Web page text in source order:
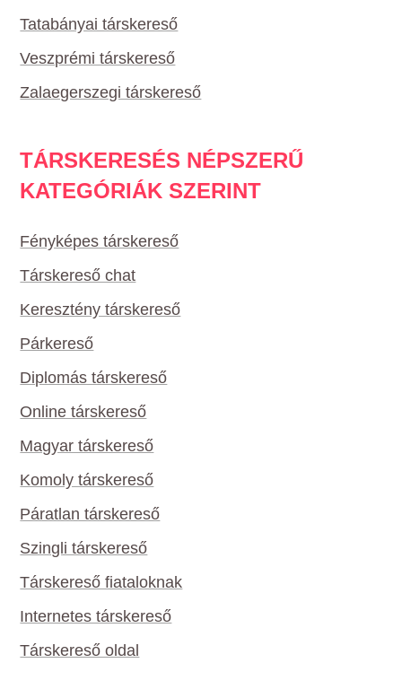
Tatabányai társkereső
Veszprémi társkereső
Zalaegerszegi társkereső
TÁRSKERESÉS NÉPSZERŰ
KATEGÓRIÁK SZERINT
Fényképes társkereső
Társkereső chat
Keresztény társkereső
Párkereső
Diplomás társkereső
Online társkereső
Magyar társkereső
Komoly társkereső
Páratlan társkereső
Szingli társkereső
Társkereső fiataloknak
Internetes társkereső
Társkereső oldal